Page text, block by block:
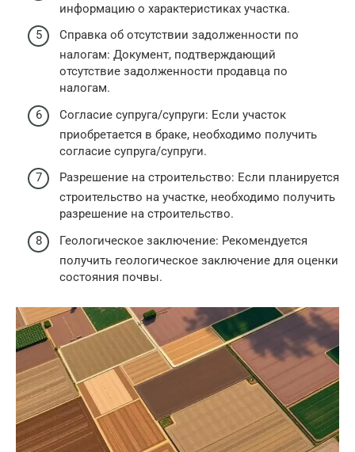
информацию о характеристиках участка.
Справка об отсутствии задолженности по
налогам: Документ, подтверждающий
отсутствие задолженности продавца по
налогам.
Согласие супруга/супруги: Если участок
приобретается в браке, необходимо получить
согласие супруга/супруги.
Разрешение на строительство: Если планируется
строительство на участке, необходимо получить
разрешение на строительство.
Геологическое заключение: Рекомендуется
получить геологическое заключение для оценки
состояния почвы.